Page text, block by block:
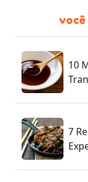
você
10
7